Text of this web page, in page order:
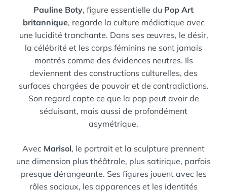
Pauline Boty, figure essentielle du Pop Art
britannique, regarde la culture médiatique avec
une lucidité tranchante. Dans ses œuvres, le désir,
la célébrité et les corps féminins ne sont jamais
montrés comme des évidences neutres. Ils
deviennent des constructions culturelles, des
surfaces chargées de pouvoir et de contradictions.
Son regard capte ce que la pop peut avoir de
séduisant, mais aussi de profondément
asymétrique.
Avec Marisol, le portrait et la sculpture prennent
une dimension plus théâtrale, plus satirique, parfois
presque dérangeante. Ses figures jouent avec les
rôles sociaux, les apparences et les identités